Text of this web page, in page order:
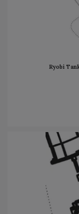
Ryobi